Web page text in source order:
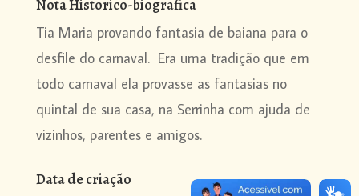
Nota Historico-biografica
Tia Maria provando fantasia de baiana para o
desfile do carnaval. Era uma tradição que em
todo carnaval ela provasse as fantasias no
quintal de sua casa, na Serrinha com ajuda de
vizinhos, parentes e amigos.
Data de criação